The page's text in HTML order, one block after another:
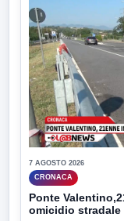
7 AGOSTO 2026
CRONACA
Ponte
omicidio stradale